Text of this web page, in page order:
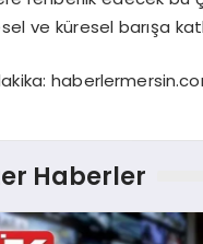
ve küresel barışa
Haberler